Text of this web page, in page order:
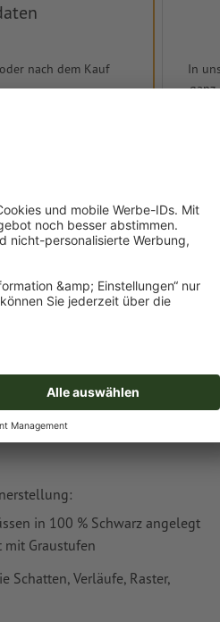
nach dem Kauf
In
ganz
Inkl.19% MwSt.&Versand
inkl.
in 100 % Schwarz angelegt
Graustufen
Schatten, Verläufe, Raster,